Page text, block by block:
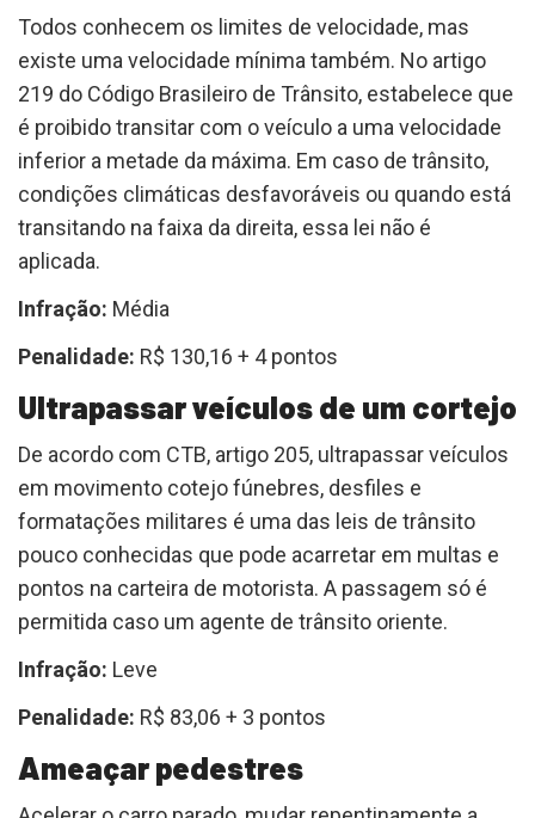
Todos conhecem os limites de velocidade, mas
existe uma velocidade mínima também. No artigo
219 do Código Brasileiro de Trânsito, estabelece que
é proibido transitar com o veículo a uma velocidade
inferior a metade da máxima. Em caso de trânsito,
condições climáticas desfavoráveis ou quando está
transitando na faixa da direita, essa lei não é
aplicada.
Infração: Média
Penalidade: R$ 130,16 + 4 pontos
Ultrapassar veículos de um cortejo
De acordo com CTB, artigo 205, ultrapassar veículos
em movimento cotejo fúnebres, desfiles e
formatações militares é uma das leis de trânsito
pouco conhecidas que pode acarretar em multas e
pontos na carteira de motorista. A passagem só é
permitida caso um agente de trânsito oriente.
Infração: Leve
Penalidade: R$ 83,06 + 3 pontos
Ameaçar pedestres